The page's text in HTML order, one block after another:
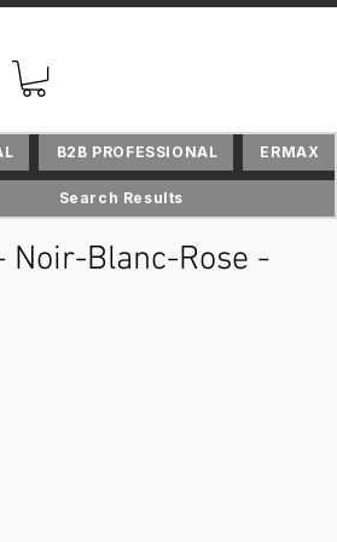
Noir-Blanc-Rose -
B2B PROFESSIONAL ERMAX
Search Results